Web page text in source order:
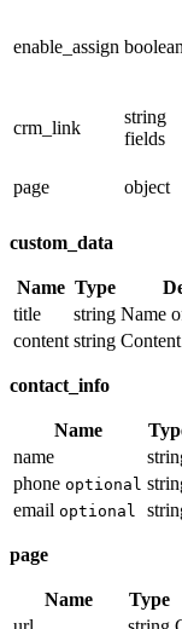
enable_assign
crm_link
string
fields
page
object
custom_data
Name Type
title
string Name
content string Content
contact_info
Name
name
phone optional
email optional
page
Name Type